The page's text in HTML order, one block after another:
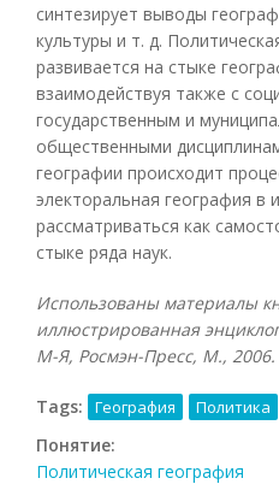
синтезирует выводы
культуры и т. д.
развивается на стыке
взаимодействуя также с
государственным и
общественными
географии происходит
электоральная география в
рассматриваться как
стыке ряда наук.
Использованы материалы
иллюстрированная
М-Я, Росмэн-Пресс, М., 2006.
Tags: География Политика
Понятие:
Политическая география